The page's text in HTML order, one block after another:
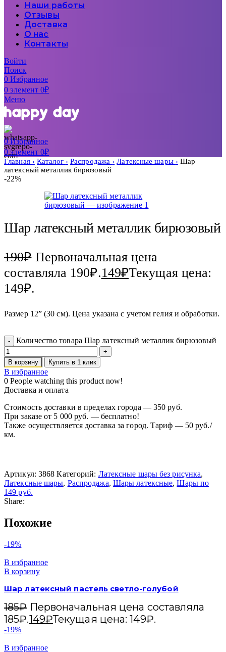
Наши работы
Отзывы
Доставка
О нас
Контакты
Войти
Поиск
0Избранное
0элемент 0₽
Меню
0Избранное
0элемент 0₽
Главная Каталог Распродажа Латексные шары
Шар
латексный металлик бирюзовый
-22%
Шар латексный металлик бирюзовый
190₽ Первоначальная цена
составляла 190₽.149₽Текущая цена:
149₽.
Размер 12” (30 см). Цена указана с учетом гелия и обработки.
Количество товара Шар латексный металлик бирюзовый
В корзину Купить в 1 клик
В избранное
0 People watching this product now!
Доставка и оплата
Стоимость доставки в пределах города — 350 руб.
При заказе от 5 000 руб. — бесплатно!
Также осуществляется доставка за город. Тариф — 50 руб./
км.
Артикул: 3868Категорий: Латексные шары без рисунка,
Латексные шары, Распродажа, Шары латексные, Шары по
149 руб.
Share:
Похожие
-19%
В избранное
В корзину
Шар латексный пастель светло-голубой
185₽ Первоначальная цена составляла
185₽.149₽Текущая цена: 149₽.
-19%
В избранное